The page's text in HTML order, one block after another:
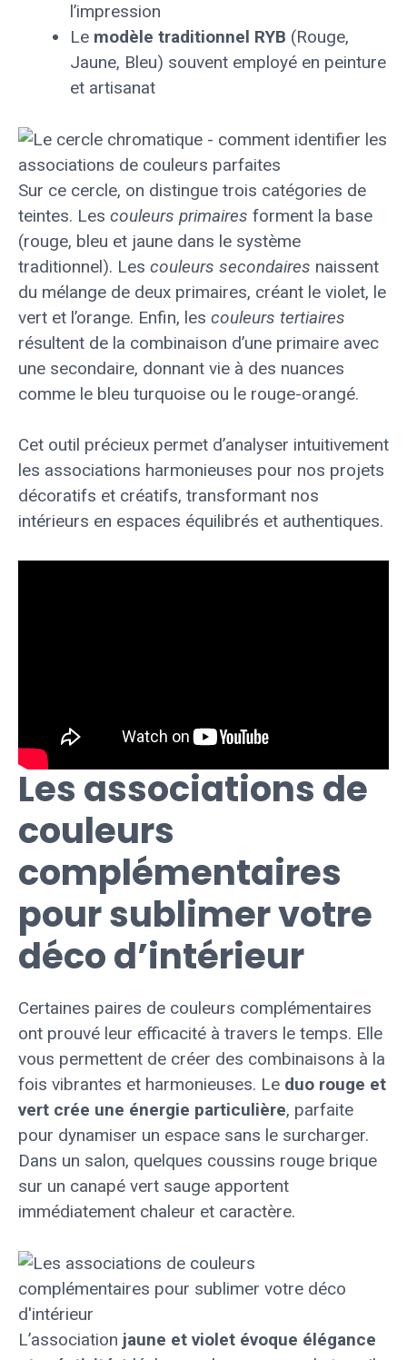
l’impression
Le modèle traditionnel RYB (Rouge,
Jaune, Bleu) souvent employé en peinture
et artisanat
Sur ce cercle, on distingue trois catégories de
teintes. Les couleurs primaires forment la base
(rouge, bleu et jaune dans le système
traditionnel). Les couleurs secondaires naissent
du mélange de deux primaires, créant le violet, le
vert et l’orange. Enfin, les couleurs tertiaires
résultent de la combinaison d’une primaire avec
une secondaire, donnant vie à des nuances
comme le bleu turquoise ou le rouge-orangé.
Cet outil précieux permet d’analyser intuitivement
les associations harmonieuses pour nos projets
décoratifs et créatifs, transformant nos
intérieurs en espaces équilibrés et authentiques.
Les associations de
couleurs
complémentaires
pour sublimer votre
déco d’intérieur
Certaines paires de couleurs complémentaires
ont prouvé leur efficacité à travers le temps. Elle
vous permettent de créer des combinaisons à la
fois vibrantes et harmonieuses. Le duo rouge et
vert crée une énergie particulière, parfaite
pour dynamiser un espace sans le surcharger.
Dans un salon, quelques coussins rouge brique
sur un canapé vert sauge apportent
immédiatement chaleur et caractère.
L’association jaune et violet évoque élégance